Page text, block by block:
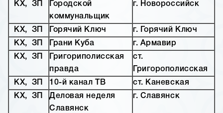
КХ, ЗП
Городской
коммунальщик
г. Новороссийск
КХ, ЗП Горячий Ключ
г. Горячий Ключ
КХ, ЗП
Грани Куба
г. Армавир
КХ, ЗП
Григориполисская
правда
ст.
Григорополисская
КХ, ЗП
10-й канал ТВ
ст. Каневская
КХ, ЗП
Деловая неделя
Славянск
г. Славянск